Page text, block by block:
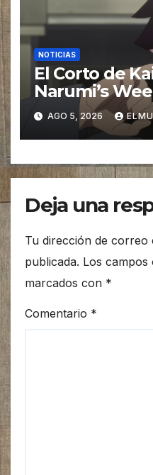
NOTICIAS
El Corto de
Narumi’s
estrena en
AGO 5, 2026
Deja una
Tu dirección de
publicada. Los campos
marcados con *
Comentario *